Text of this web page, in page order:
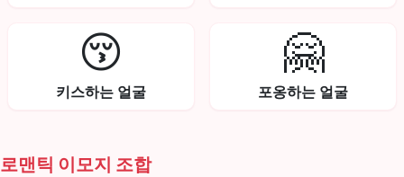
😚
키스하는 얼굴
🤗
포옹하는 얼굴
로맨틱 이모지 조합